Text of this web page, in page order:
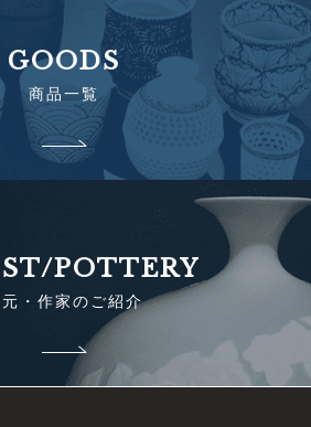
GOODS
商品一覧
POTTERY
元・作家のご紹介